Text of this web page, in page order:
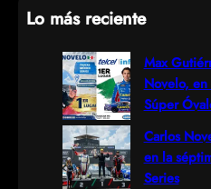
a
Lo más reciente
Max
Novelo, en
Súper
Carlos
en la
Series